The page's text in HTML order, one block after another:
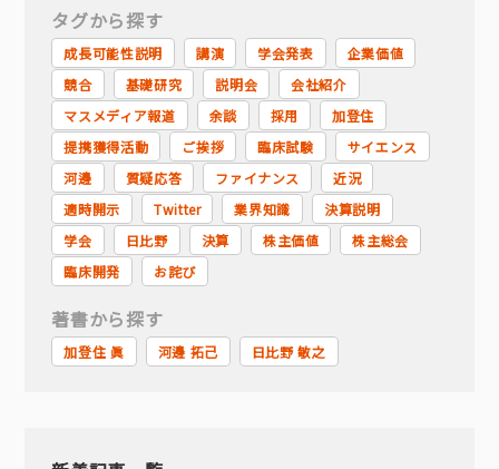
タグから探す
成長可能性説明 講演 学会発表
企業価値
競合
基礎研究 説明会
会社紹介
マスメディア報道
余談 採用
加登住
提携獲得活動
ご挨拶 臨床試験
サイエンス
河邊
質疑応答 ファイナンス
近況
適時開示
Twitter 業界知識
決算説明
学会
日比野 決算 株主価値
株主総会
臨床開発
お詫び
著書から探す
加登住 眞 河邊 拓己 日比野 敏之